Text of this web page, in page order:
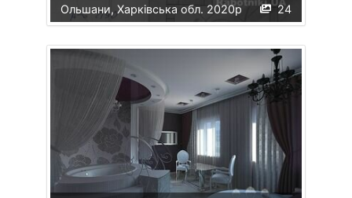
24
Ольшани, Харківська обл. 2020р